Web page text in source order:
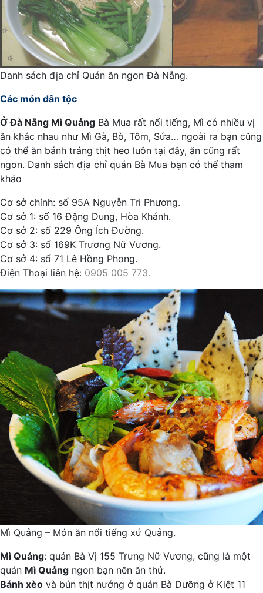
Danh sách địa chỉ Quán ăn ngon Đà Nẵng.
Các món dân tộc
Ở Đà Nẵng Mì Quảng Bà Mua rất nổi tiếng, Mì có nhiều vị
ăn khác nhau như Mì Gà, Bò, Tôm, Sứa… ngoài ra bạn cũng
có thể ăn bánh tráng thịt heo luôn tại đây, ăn cũng rất
ngon. Danh sách địa chỉ quán Bà Mua bạn có thể tham
khảo
Cơ sở chính: số 95A Nguyễn Tri Phương.
Cơ sở 1: số 16 Đặng Dung, Hòa Khánh.
Cơ sở 2: số 229 Ông Ích Đường.
Cơ sở 3: số 169K Trương Nữ Vương.
Cơ sở 4: số 71 Lê Hồng Phong.
Điện Thoại liên hệ: 0905 005 773.
Mì Quảng – Món ăn nổi tiếng xứ Quảng.
Mì Quảng: quán Bà Vị 155 Trưng Nữ Vương, cũng là một
quán Mì Quảng ngon bạn nên ăn thử.
Bánh xèo và bún thịt nướng ở quán Bà Dưỡng ở Kiệt 11